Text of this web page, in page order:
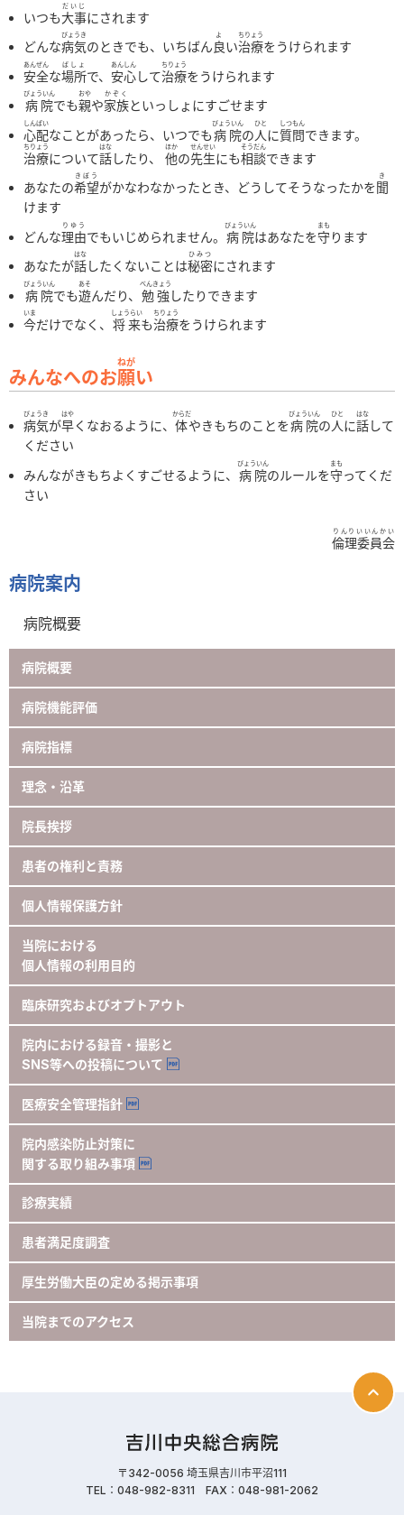
内視鏡室
外来化学療法室
手術室
薬剤科
放射線科
検査科
リハビリテーション科
栄養科
事務部
健診センター
患者家族支援課
在宅サービス関連
病院案内
病院概要
病院概要
病院機能評価
病院指標
理念・沿革
院長挨拶
患者の権利と責務
個人情報保護方針
当院における
個人情報の利用目的
臨床研究およびオプトアウト
院内における録音・撮影と
SNS等への投稿について
医療安全管理指針
院内感染防止対策に
関する取り組み事項
診療実績
患者満足度調査
厚生労働大臣の定める掲示事項
当院までのアクセス
いつも大事
だいじ
にされます
どんな病気
びょうき
のときでも、いちばん良
よ
い治療
ちりょう
をうけられます
安全
あんぜん
な場所
ばしょ
で、 安心
あんしん
して治療
ちりょう
をうけられます
病院
びょういん
でも親
おや
や家族
かぞく
といっしょにすごせます
心配
しんぱい
なことがあったら、いつでも病院
びょういん
の 人
ひと
に質問
しつもん
できます。
治療
ちりょう
について話
はな
したり、 他
ほか
の先生
せんせい
にも相談
そうだん
できます
あなたの希望
きぼう
がかなわなかったとき、どうしてそうなったかを聞
き
けます
どんな理由
りゆう
でもいじめられません。 病院
びょういん
はあなたを守
まも
ります
あなたが話
はな
したくないことは秘密
ひみつ
にされます
病院
びょういん
でも遊
あそ
んだり、 勉強
べんきょう
したりできます
今
いま
だけでなく、 将来
しょうらい
も治療
ちりょう
をうけられます
みんなへのお願
ねが
い
病気
びょうき
が早
はや
くなおるように、 体
からだ
やきもちのことを病院
びょういん
の人
ひと
に話
はな
して
ください
みんながきもちよくすごせるように、 病院
びょういん
のルールを守
まも
ってくだ
さい
倫理委員会
りんりいいんかい
〒342-0056 埼玉県吉川市平沼111
TEL：048-982-8311 FAX：048-981-2062